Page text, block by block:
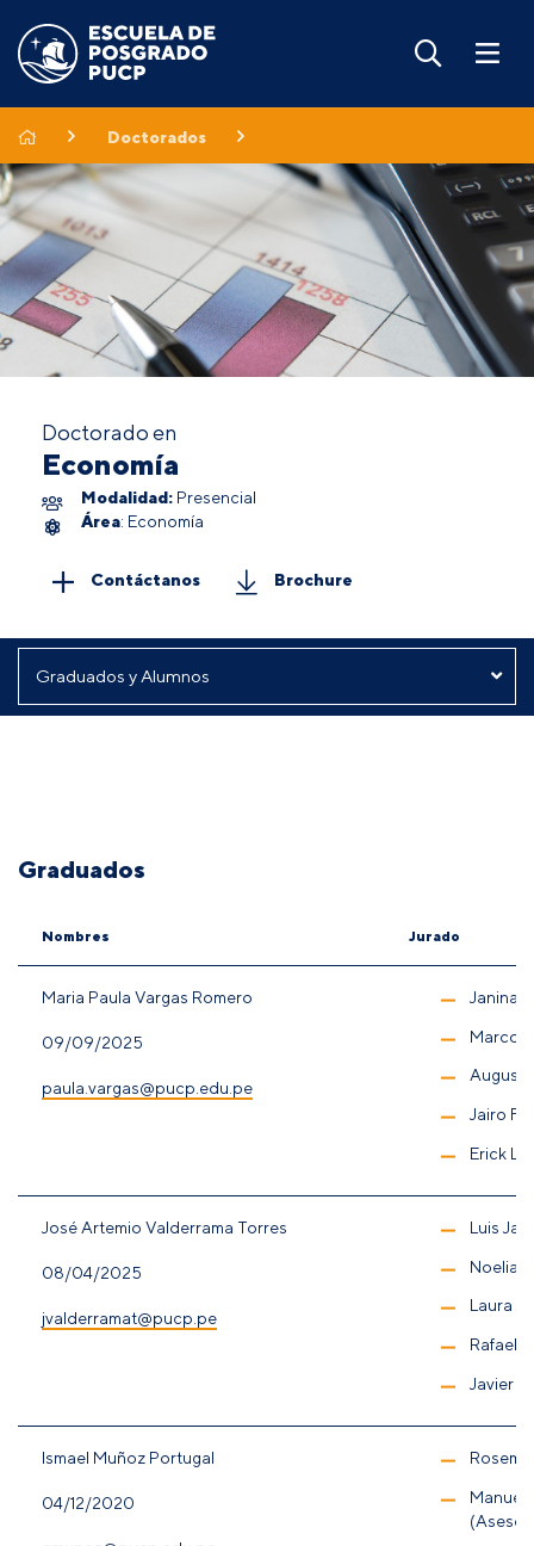
Doctorados
Doctorado en
Economía
Modalidad: Presencial
Área: Economía
Contáctanos Brochure
Graduados
Nombres Jurado
Maria Paula Vargas Romero
09/09/2025
paula.vargas@pucp.edu.pe
Janina
Marco
Jairo
Erick
José Artemio Valderrama Torres
08/04/2025
jvalderramat@pucp.pe
Luis
Noelia
Laura
Rafael
Javier
Ismael Muñoz Portugal
04/12/2020
Manuel